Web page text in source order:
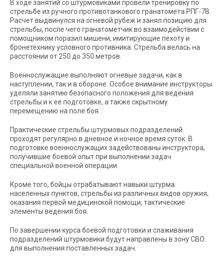
В ходе занятий со штурмовиками провели тренировку по
стрельбе из ручного противотанкового гранатомета РПГ-7В.
Расчет выдвинулся на огневой рубеж и занял позицию для
стрельбы, после чего гранатометчик во взаимодействии с
помощником поразил мишени, имитирующие пехоту и
бронетехнику условного противника. Стрельба велась на
расстоянии от 250 до 350 метров.
Военнослужащие выполняют огневые задачи, как в
наступлении, так и в обороне. Особое внимание инструкторы
уделяли занятию безопасного положения для ведения
стрельбы и к ее подготовке, а также скрытному
перемещению на поле боя.
Практические стрельбы штурмовых подразделений
проходят регулярно в дневное и ночное время суток. В
подготовке военнослужащих задействованы инструктора,
получившие боевой опыт при выполнении задач
специальной военной операции.
Кроме того, бойцы отрабатывают навыки штурма
населенных пунктов, стрельбы из различных видов оружия,
оказания первой медицинской помощи, тактические
элементы ведения боя.
По завершении курса боевой подготовки и слаживания
подразделений штурмовики будут направлены в зону СВО
для выполнения поставленных задач.